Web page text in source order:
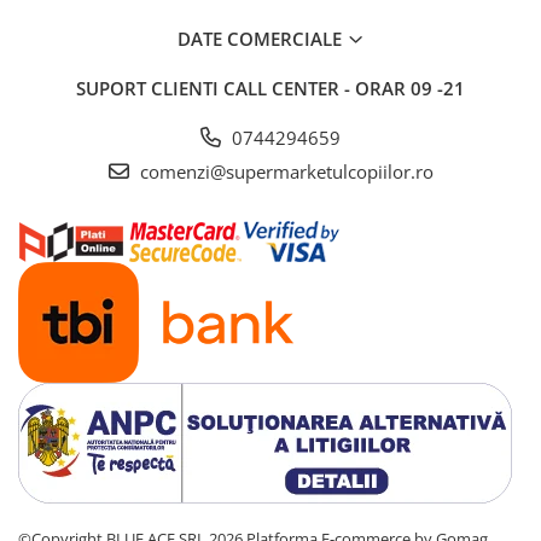
Triciclete
Zmeie si jucarii zburatoare
Camera copilului
bebelusi
Lenjerii si huse patut
Mobilier camera copii
Monitoare video bebelusi
Paturici bebe
Patut bebe
Saltele copii
Sisteme de siguranta copii
Imbracaminte si incaltaminte
DATE COMERCIALE
SUPORT CLIENTI CALL CENTER - ORAR 09 -21
0744294659
comenzi@supermarketulcopiilor.ro